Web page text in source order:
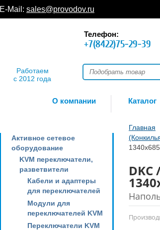
E-Mail: sales@provodov.ru
Работаем
с 2012 года
Телефон:
+7(8422)75-29-39
О компании Каталог
Активное сетевое
оборудование
KVM переключатели,
разветвители
Кабели и адаптеры
для переключателей
Модули для
переключателей KVM
Переключатели KVM
Главная